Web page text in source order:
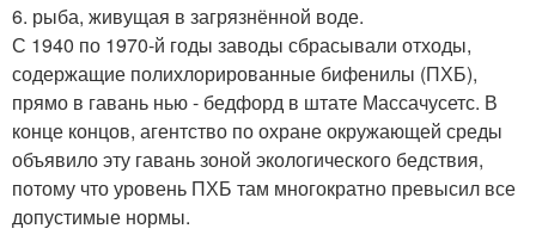
6. рыба, живущая в загрязнённой воде.
С 1940 по 1970-й годы заводы сбрасывали отходы,
содержащие полихлорированные бифенилы (ПХБ),
прямо в гавань нью - бедфорд в штате Массачусетс. В
конце концов, агентство по охране окружающей среды
объявило эту гавань зоной экологического бедствия,
потому что уровень ПХБ там многократно превысил все
допустимые нормы.